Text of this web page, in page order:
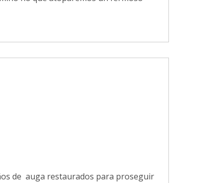
de auga restaurados para proseguir